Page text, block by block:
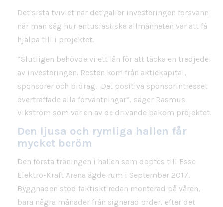
Det sista tvivlet när det gäller investeringen försvann
när man såg hur entusiastiska allmänheten var att få
hjälpa till i projektet.
“Slutligen behövde vi ett lån för att täcka en tredjedel
av investeringen. Resten kom från aktiekapital,
sponsorer och bidrag. Det positiva sponsorintresset
överträffade alla förväntningar”, säger Rasmus
Vikström som var en av de drivande bakom projektet.
Den ljusa och rymliga hallen får
mycket beröm
Den första träningen i hallen som döptes till Esse
Elektro-Kraft Arena ägde rum i September 2017.
Byggnaden stod faktiskt redan monterad på våren,
bara några månader från signerad order, efter det